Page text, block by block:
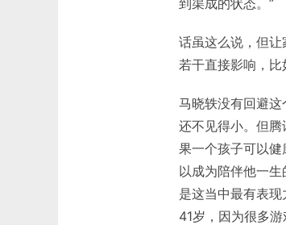
话虽这么说，但
若干直接影响，比
马晓轶没有回避
还不见得小。但
果一个孩子可以
以成为陪伴他一
是这当中最有表
41岁，因为很多